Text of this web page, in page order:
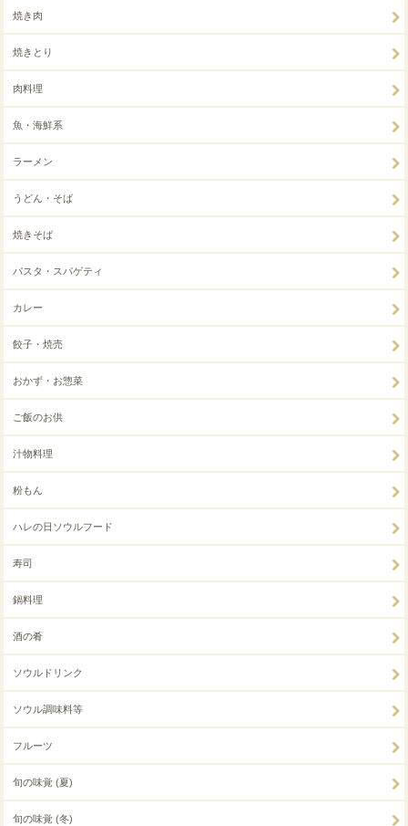
焼き肉
焼きとり
肉料理
魚・海鮮系
ラーメン
うどん・そば
焼きそば
パスタ・スパゲティ
カレー
餃子・焼売
おかず・お惣菜
ご飯のお供
汁物料理
粉もん
ハレの日ソウルフード
寿司
鍋料理
酒の肴
ソウルドリンク
ソウル調味料等
フルーツ
旬の味覚 (夏)
旬の味覚 (冬)